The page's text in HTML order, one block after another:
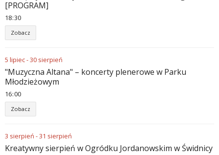
[PROGRAM]
18 30
Zobacz
5 lipiec-30 sierpień
"Muzyczna Altana" – koncerty plenerowe w Parku
Młodzieżowym
16 00
Zobacz
3 sierpień -31 sierpień
Kreatywny sierpień w Ogródku Jordanowskim w Świdnicy